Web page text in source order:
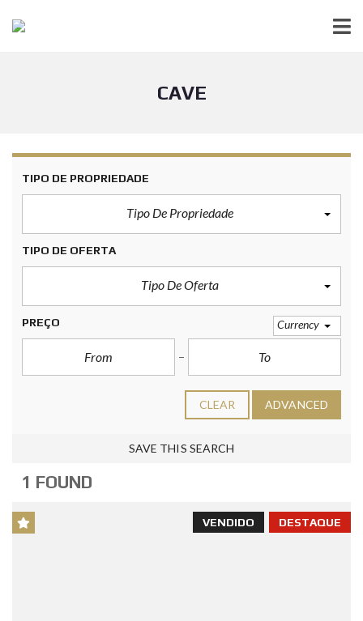
CAVE
TIPO DE PROPRIEDADE
Tipo De Propriedade
TIPO DE OFERTA
Tipo De Oferta
PREÇO Currency
CLEAR ADVANCED
SAVE THIS SEARCH
1 FOUND
DESTAQUE
VENDIDO